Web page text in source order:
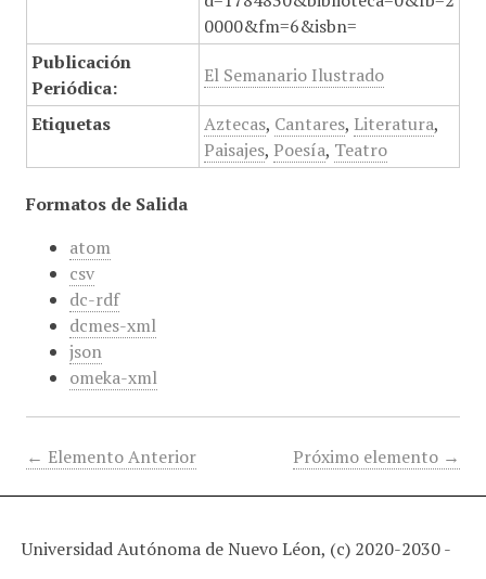
0000&fm=6&isbn=
Publicación
Periódica:
El Semanario Ilustrado
Etiquetas Aztecas, Cantares, Literatura,
Paisajes, Poesía, Teatro
Formatos de Salida
atom
csv
dc-rdf
dcmes-xml
json
omeka-xml
← Elemento Anterior Próximo elemento →
Universidad Autónoma de Nuevo Léon, (c) 2020-2030 -